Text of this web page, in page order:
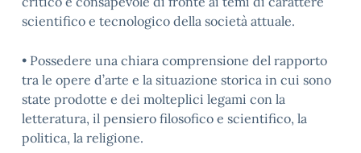
scientifico e tecnologico della società attuale.
• Possedere una chiara comprensione del rapporto
tra le opere d’arte e la situazione storica in cui sono
state prodotte e dei molteplici legami con la
letteratura, il pensiero filosofico e scientifico, la
politica, la religione.